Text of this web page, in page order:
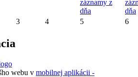
záznamy z
dňa
dňa
3 4 5 6
webu v mobilnej aplikácii -